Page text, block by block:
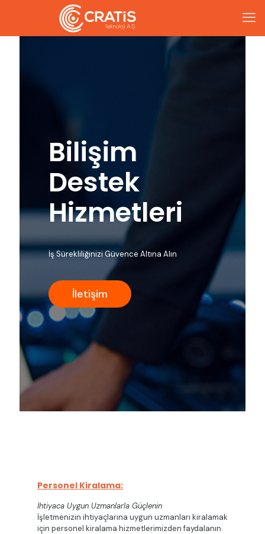
Bilişim
Destek
Hizmetleri
İş Sürekliliğinizi Güvence Altına Alın
İletişim
Personel Kiralama:
İhtiyaca Uygun Uzmanlarla Güçlenin
İşletmenizin ihtiyaçlarına uygun uzmanları kiralamak
için personel kiralama hizmetlerimizden faydalanın.